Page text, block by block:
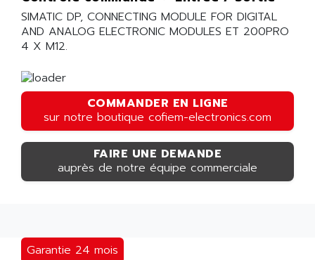
Garantie 24 mois
SIMATIC DP, CONNECTING MODULE FOR DIGITAL
AND ANALOG ELECTRONIC MODULES ET 200PRO
4 X M12.
COMMANDER EN LIGNE
sur notre boutique cofiem-electronics.com
FAIRE UNE DEMANDE
auprès de notre équipe commerciale